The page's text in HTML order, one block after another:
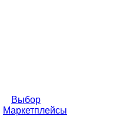
Выбор
Маркетплейсы